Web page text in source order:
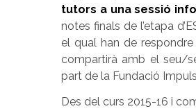
tutors a una sessió
notes finals de l’etapa
el qual han de
compartirà amb el seu/
part de la Fundació
Des del curs 2015-16 i